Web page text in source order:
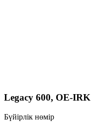
Legacy 600, OE-IRK
Бүйірлік нөмір